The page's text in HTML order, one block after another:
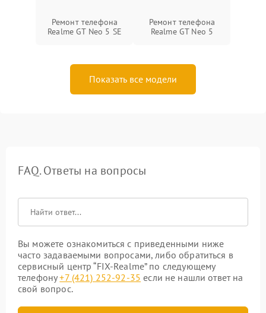
Ремонт телефона
Realme GT Neo 5 SE
Ремонт телефона
Realme GT Neo 5
Показать все модели
FAQ. Ответы на вопросы
Вы можете ознакомиться с приведенными ниже
часто задаваемыми вопросами, либо обратиться в
сервисный центр “FIX-Realme” по следующему
телефону+7 (421) 252-92-35 если не нашли ответ на
свой вопрос.